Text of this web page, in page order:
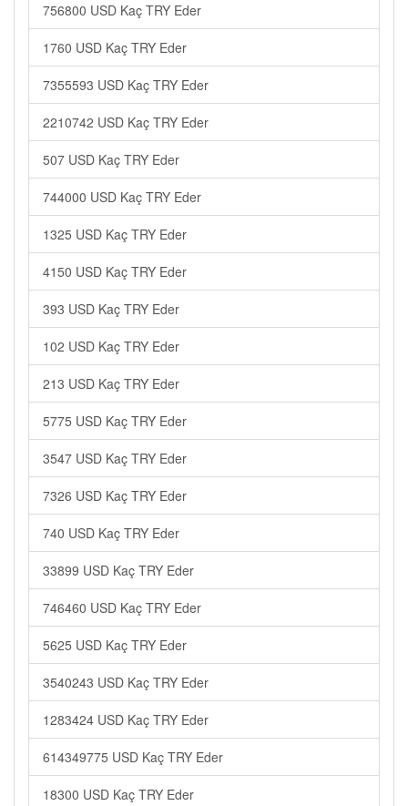
756800 USD Kaç TRY Eder
1760 USD Kaç TRY Eder
7355593 USD Kaç TRY Eder
2210742 USD Kaç TRY Eder
507 USD Kaç TRY Eder
744000 USD Kaç TRY Eder
1325 USD Kaç TRY Eder
4150 USD Kaç TRY Eder
393 USD Kaç TRY Eder
102 USD Kaç TRY Eder
213 USD Kaç TRY Eder
5775 USD Kaç TRY Eder
3547 USD Kaç TRY Eder
7326 USD Kaç TRY Eder
740 USD Kaç TRY Eder
33899 USD Kaç TRY Eder
746460 USD Kaç TRY Eder
5625 USD Kaç TRY Eder
3540243 USD Kaç TRY Eder
1283424 USD Kaç TRY Eder
614349775 USD Kaç TRY Eder
18300 USD Kaç TRY Eder